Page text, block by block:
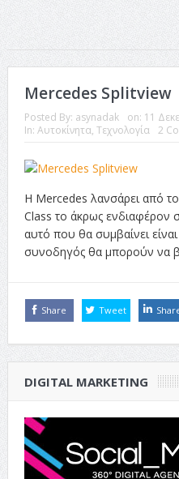
Mercedes Splitview
Posted By: asynadak on: 11
In: Αυτοκίνητα, Τεχνολογία 2
Η Mercedes λανσάρει από
Class το άκρως ενδιαφέρον
αυτό που θα συμβαίνει
συνοδηγός θα μπορούν να
Share Tweet
DIGITAL MARKETING